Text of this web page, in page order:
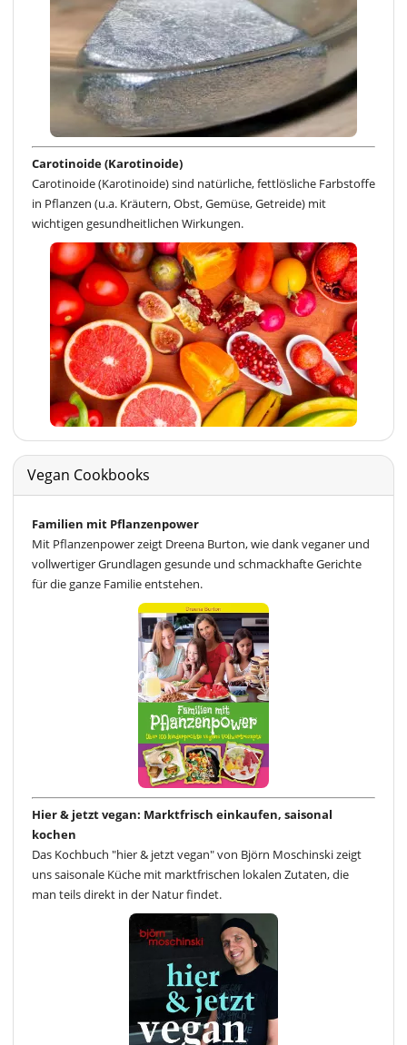
Carotinoide (Karotinoide)
Carotinoide (Karotinoide) sind natürliche, fettlösliche Farbstoffe
in Pflanzen (u.a. Kräutern, Obst, Gemüse, Getreide) mit
wichtigen gesundheitlichen Wirkungen.
Vegan Cookbooks
Familien mit Pflanzenpower
Mit Pflanzenpower zeigt Dreena Burton, wie dank veganer und
vollwertiger Grundlagen gesunde und schmackhafte Gerichte
für die ganze Familie entstehen.
Hier & jetzt vegan: Marktfrisch einkaufen, saisonal
kochen
Das Kochbuch "hier & jetzt vegan" von Björn Moschinski zeigt
uns saisonale Küche mit marktfrischen lokalen Zutaten, die
man teils direkt in der Natur findet.